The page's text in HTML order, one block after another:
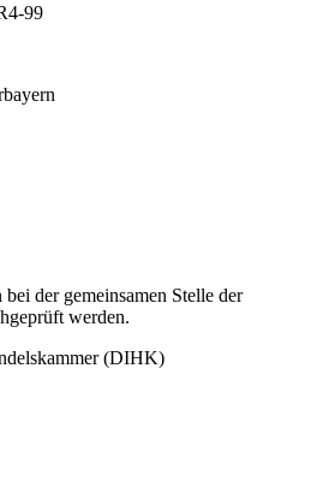
99
der gemeinsamen Stelle der
werden.
(DIHK)